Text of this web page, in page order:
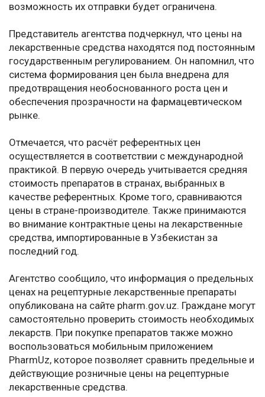
возможность их отправки будет ограничена.
Представитель агентства подчеркнул, что цены на
лекарственные средства находятся под постоянным
государственным регулированием. Он напомнил, что
система формирования цен была внедрена для
предотвращения необоснованного роста цен и
обеспечения прозрачности на фармацевтическом
рынке.
Отмечается, что расчёт референтных цен
осуществляется в соответствии с международной
практикой. В первую очередь учитывается средняя
стоимость препаратов в странах, выбранных в
качестве референтных. Кроме того, сравниваются
цены в стране-производителе. Также принимаются
во внимание контрактные цены на лекарственные
средства, импортированные в Узбекистан за
последний год.
Агентство сообщило, что информация о предельных
ценах на рецептурные лекарственные препараты
опубликована на сайте pharm.gov.uz. Граждане могут
самостоятельно проверить стоимость необходимых
лекарств. При покупке препаратов также можно
воспользоваться мобильным приложением
PharmUz, которое позволяет сравнить предельные и
действующие розничные цены на рецептурные
лекарственные средства.